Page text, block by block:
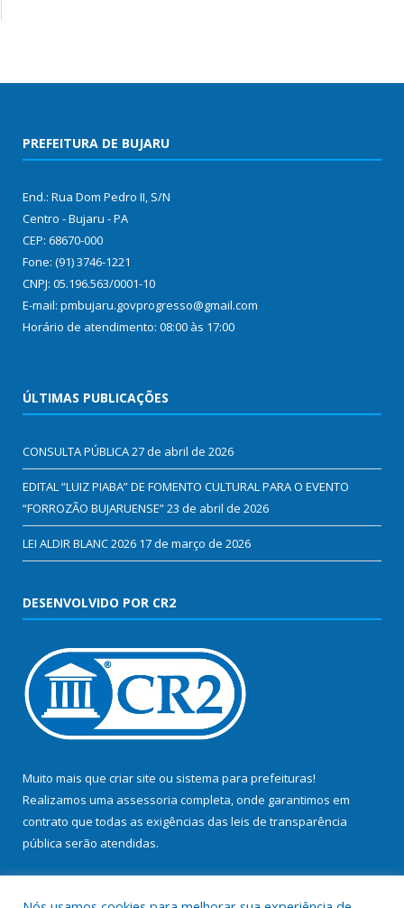
PREFEITURA DE BUJARU
End.: Rua Dom Pedro II, S/N
Centro - Bujaru - PA
CEP: 68670-000
Fone: (91) 3746-1221
CNPJ: 05.196.563/0001-10
E-mail: pmbujaru.govprogresso@gmail.com
Horário de atendimento: 08:00 às 17:00
ÚLTIMAS PUBLICAÇÕES
CONSULTA PÚBLICA27 de abril de 2026
EDITAL “LUIZ PIABA” DE FOMENTO CULTURAL PARA O EVENTO
“FORROZÃO BUJARUENSE”23 de abril de 2026
LEI ALDIR BLANC 2026 17 de março de 2026
DESENVOLVIDO POR CR2
Muito mais que criar site ou sistema para prefeituras!
Realizamos uma assessoria completa, onde garantimos em
contrato que todas as exigências das leis de transparência
pública serão atendidas.